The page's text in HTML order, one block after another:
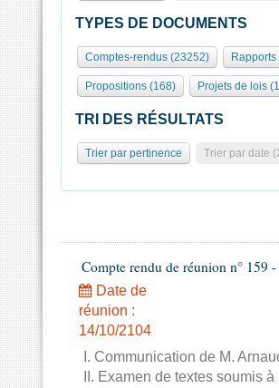
TYPES DE DOCUMENTS
Comptes-rendus (23252)
Propositions (168) Projets de lois
TRI DES RÉSULTATS
Trier par pertinence Trier par date
Compte rendu de réunion n° 159
Date de
réunion :
14/10/2104
I. Communication de M.
II. Examen de textes soumis